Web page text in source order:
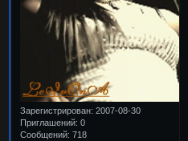
Зарегистрирован: 2007-08-30
Приглашений: 0
Сообщений: 718